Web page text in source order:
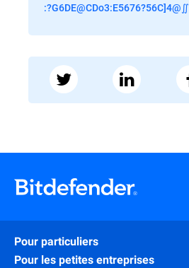
:?G6DE@CDo3:E5676?56C]4@∬
Pour particuliers
Pour les petites entreprises